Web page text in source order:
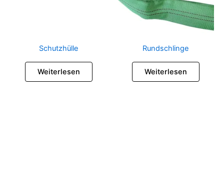
Schutzhülle
Weiterlesen
Rundschlinge
Weiterlesen